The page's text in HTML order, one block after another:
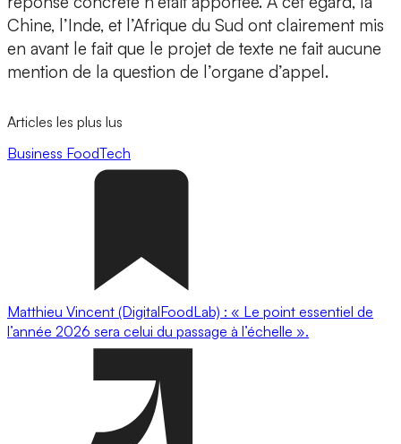
Chine, l’Inde, et l’Afrique du Sud ont clairement mis
en avant le fait que le projet de texte ne fait aucune
mention de la question de l’organe d’appel.
Articles les plus lus
Business FoodTech
Matthieu Vincent (DigitalFoodLab) : « Le point essentiel de
l’année 2026 sera celui du passage à l’échelle ».